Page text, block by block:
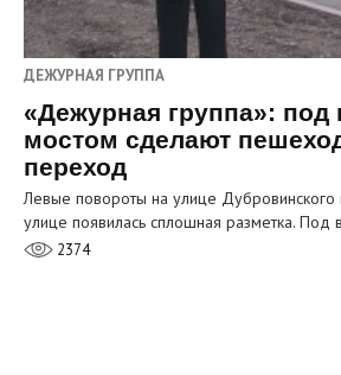
ДЕЖУРНАЯ ГРУППА
«Дежурная группа»:
мостом сделают
переход
Левые повороты на улице Дубровинского
улице появилась сплошная разметка. Под
2374